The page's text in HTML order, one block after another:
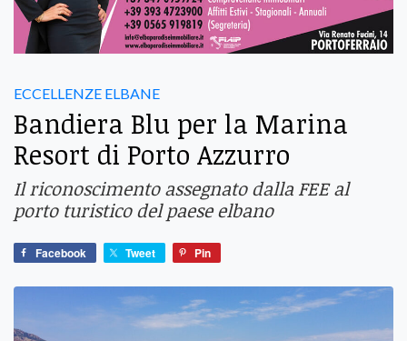
ECCELLENZE ELBANE
Bandiera Blu per la Marina
Resort di Porto Azzurro
Il riconoscimento assegnato dalla FEE al
porto turistico del paese elbano
Facebook Tweet Pin